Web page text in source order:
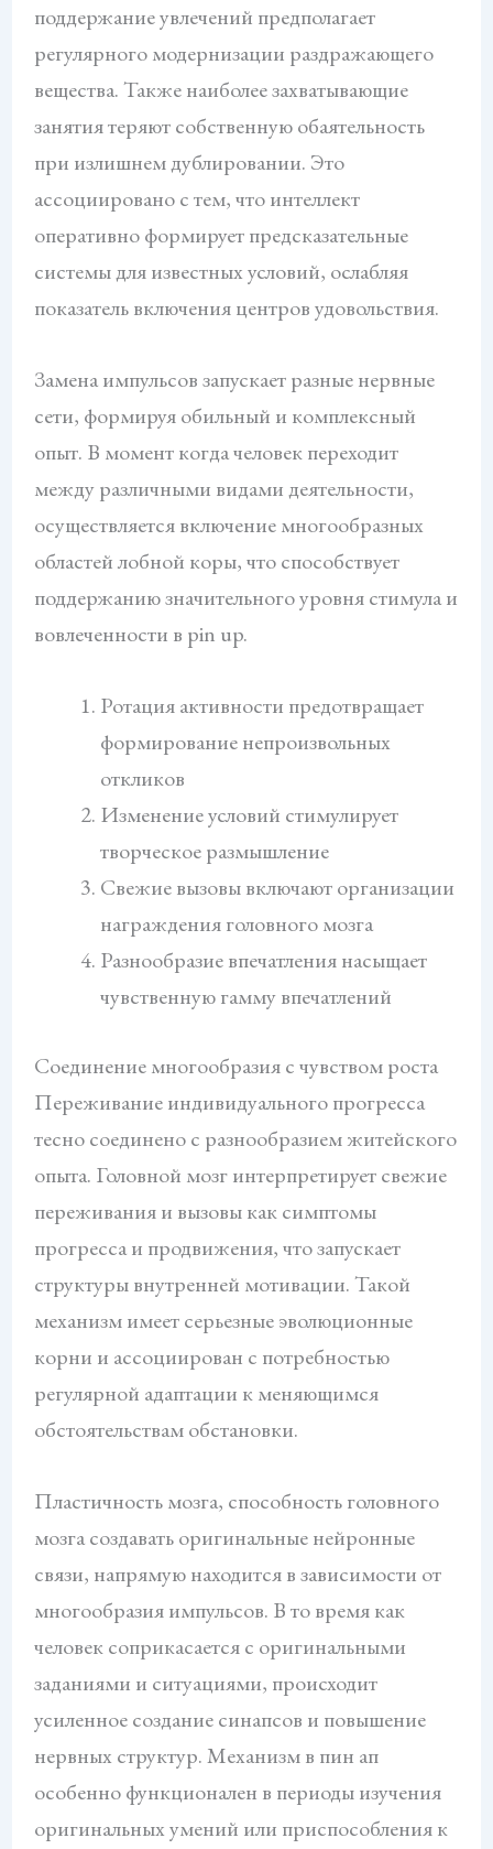
поддержание увлечений предполагает
регулярного модернизации раздражающего
вещества. Также наиболее захватывающие
занятия теряют собственную обаятельность
при излишнем дублировании. Это
ассоциировано с тем, что интеллект
оперативно формирует предсказательные
системы для известных условий, ослабляя
показатель включения центров удовольствия.
Замена импульсов запускает разные нервные
сети, формируя обильный и комплексный
опыт. В момент когда человек переходит
между различными видами деятельности,
осуществляется включение многообразных
областей лобной коры, что способствует
поддержанию значительного уровня стимула и
вовлеченности в pin up.
Ротация активности предотвращает
формирование непроизвольных
откликов
Изменение условий стимулирует
творческое размышление
Свежие вызовы включают организации
награждения головного мозга
Разнообразие впечатления насыщает
чувственную гамму впечатлений
Соединение многообразия с чувством роста
Переживание индивидуального прогресса
тесно соединено с разнообразием житейского
опыта. Головной мозг интерпретирует свежие
переживания и вызовы как симптомы
прогресса и продвижения, что запускает
структуры внутренней мотивации. Такой
механизм имеет серьезные эволюционные
корни и ассоциирован с потребностью
регулярной адаптации к меняющимся
обстоятельствам обстановки.
Пластичность мозга, способность головного
мозга создавать оригинальные нейронные
связи, напрямую находится в зависимости от
многообразия импульсов. В то время как
человек соприкасается с оригинальными
заданиями и ситуациями, происходит
усиленное создание синапсов и повышение
нервных структур. Механизм в пин ап
особенно функционален в периоды изучения
оригинальных умений или приспособления к